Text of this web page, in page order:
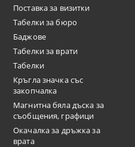
Поставка за визитки
Tабелки за бюро
Баджове
Табелки за врати
Табелки
Кръгла значка със
закопчалка
Магнитна бяла дъска за
съобщения, графици
Окачалка за дръжка за
врата